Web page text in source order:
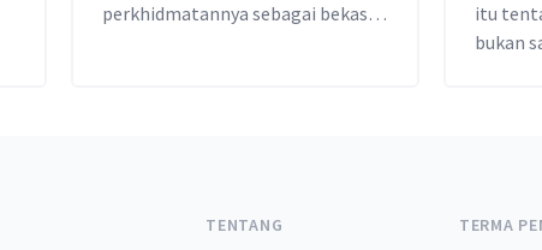
perkhidmatannya sebagai bekas
itu
bukan
TENTANG TERMA